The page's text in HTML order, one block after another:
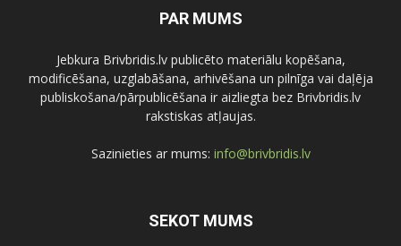
PAR MUMS
Jebkura Brivbridis.lv publicēto materiālu kopēšana,
modificēšana, uzglabāšana, arhivēšana un pilnīga vai daļēja
publiskošana/pārpublicēšana ir aizliegta bez Brivbridis.lv
rakstiskas atļaujas.
Sazinieties ar mums: info@brivbridis.lv
SEKOT MUMS